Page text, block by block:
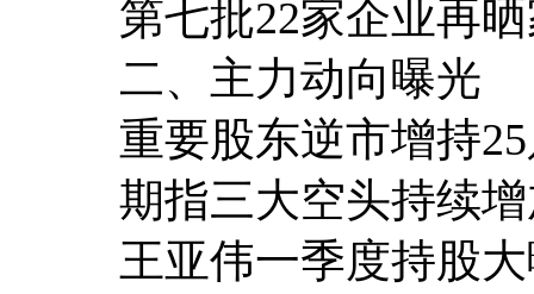
第七批22家企业再晒
二、主力动向曝光
重要股东逆市增持25
期指三大空头持续增
王亚伟一季度持股大